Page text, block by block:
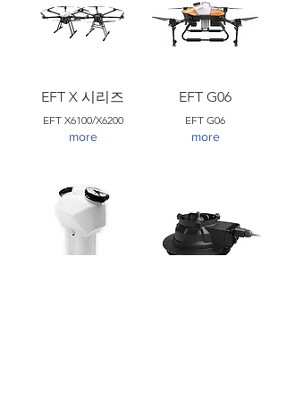
EFT X 시리즈
EFT X6100/X6200
more
EFT G06
EFT G06
more